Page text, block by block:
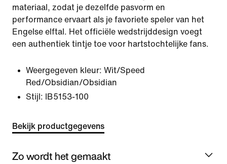
materiaal, zodat je dezelfde pasvorm en
performance ervaart als je favoriete speler van het
Engelse elftal. Het officiële wedstrijddesign voegt
een authentiek tintje toe voor hartstochtelijke fans.
Weergegeven kleur: Wit/Speed
Red/Obsidian/Obsidian
Stijl:
IB5153-100
Bekijk productgegevens
Zo wordt het gemaakt